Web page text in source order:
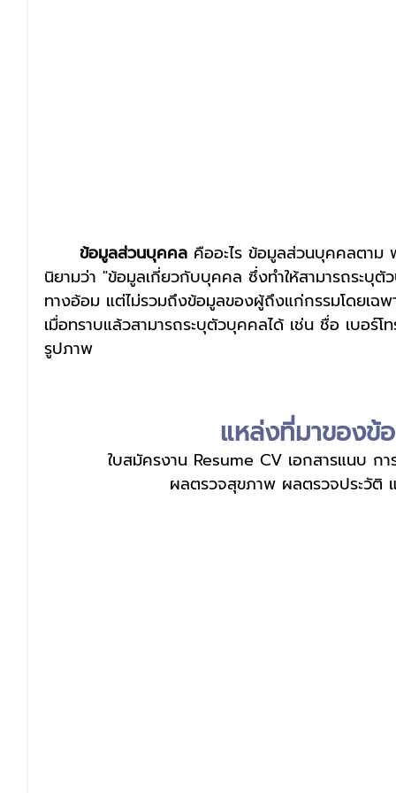
ข้อมูลส่วนบุคคล คืออะไร ข้อมูลส่วนบุคคลตาม
นิยามว่า "ข้อมูลเกี่ยวกับบุคคล ซึ่งทำให้สามารถระบุตั
ทางอ้อม แต่ไม่รวมถึงข้อมูลของผู้ถึงแก่กรรมโดยเฉ
เมื่อทราบแล้วสามารถระบุตัวบุคคลได้ เช่น ชื่อ เบอ
รูปภาพ
แหล่งที่มาของข้
ใบสมัครงาน Resume CV เอกสารแนบ
ผลตรวจสุขภาพ ผลตรวจประวัติ